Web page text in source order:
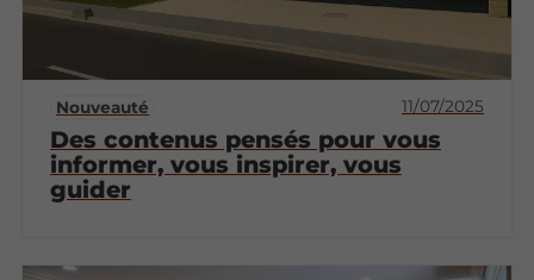
Nouveauté 11/07/2025
Des contenus pensés pour vous
informer, vous inspirer, vous
guider